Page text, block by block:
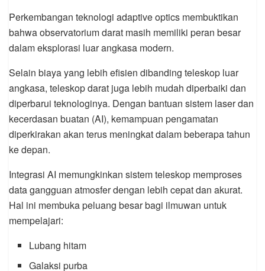
Perkembangan teknologi adaptive optics membuktikan
bahwa observatorium darat masih memiliki peran besar
dalam eksplorasi luar angkasa modern.
Selain biaya yang lebih efisien dibanding teleskop luar
angkasa, teleskop darat juga lebih mudah diperbaiki dan
diperbarui teknologinya. Dengan bantuan sistem laser dan
kecerdasan buatan (AI), kemampuan pengamatan
diperkirakan akan terus meningkat dalam beberapa tahun
ke depan.
Integrasi AI memungkinkan sistem teleskop memproses
data gangguan atmosfer dengan lebih cepat dan akurat.
Hal ini membuka peluang besar bagi ilmuwan untuk
mempelajari:
Lubang hitam
Galaksi purba